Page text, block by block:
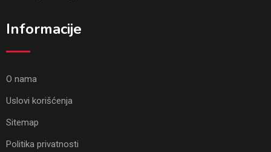
Informacije
O nama
Uslovi korišćenja
Sitemap
Politika privatnosti